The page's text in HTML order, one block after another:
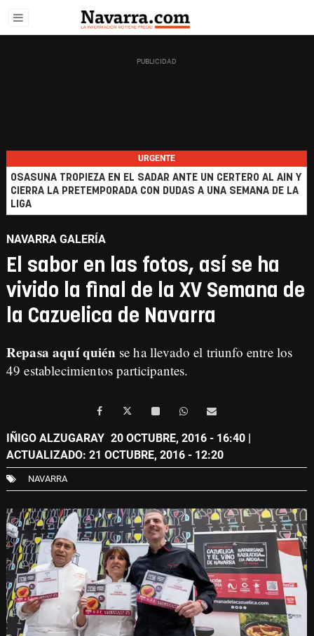
URGENTE
OSASUNA TROPIEZA EN EL SADAR ANTE UN CERTERO AL AIN Y
CIERRA LA PRETEMPORADA CON DUDAS A UNA SEMANA DE LA
LIGA
NAVARRA GALERÍA
El sabor en las fotos, así se ha
vivido la final de la XV Semana de
la Cazuelica de Navarra
Repasa aquí quiénse ha llevado el triunfo entre los
49 establecimientos participantes.
IÑIGO ALZUGARAY 20 OCTUBRE, 2016 - 16:40 |
ACTUALIZADO: 21 OCTUBRE, 2016 - 12:20
NAVARRA